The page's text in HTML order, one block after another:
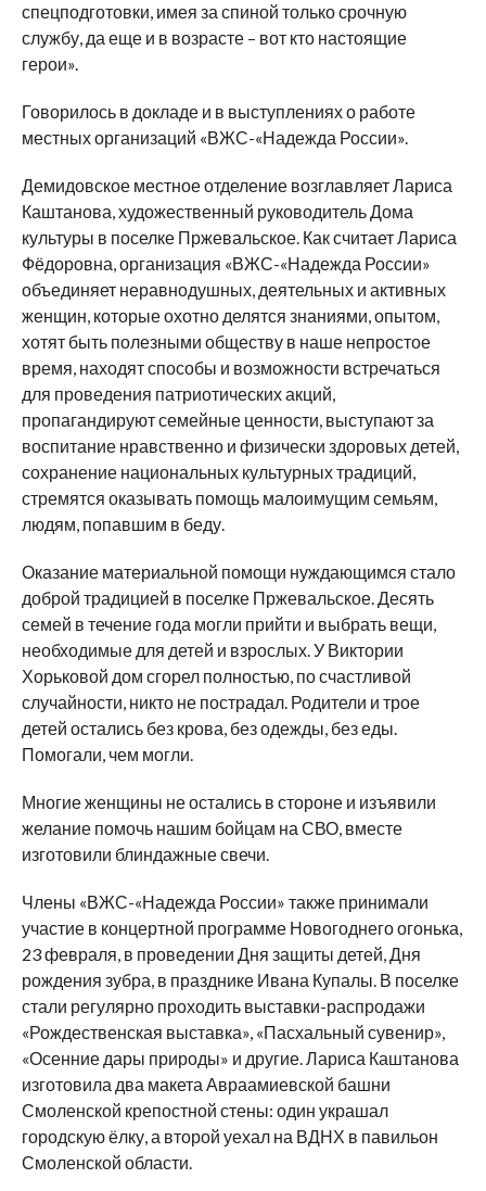
спецподготовки, имея за спиной только срочную
службу, да еще и в возрасте – вот кто настоящие
герои».
Говорилось в докладе и в выступлениях о работе
местных организаций «ВЖС-«Надежда России».
Демидовское местное отделение возглавляет Лариса
Каштанова, художественный руководитель Дома
культуры в поселке Пржевальское. Как считает Лариса
Фёдоровна, организация «ВЖС-«Надежда России»
объединяет неравнодушных, деятельных и активных
женщин, которые охотно делятся знаниями, опытом,
хотят быть полезными обществу в наше непростое
время, находят способы и возможности встречаться
для проведения патриотических акций,
пропагандируют семейные ценности, выступают за
воспитание нравственно и физически здоровых детей,
сохранение национальных культурных традиций,
стремятся оказывать помощь малоимущим семьям,
людям, попавшим в беду.
Оказание материальной помощи нуждающимся стало
доброй традицией в поселке Пржевальское. Десять
семей в течение года могли прийти и выбрать вещи,
необходимые для детей и взрослых. У Виктории
Хорьковой дом сгорел полностью, по счастливой
случайности, никто не пострадал. Родители и трое
детей остались без крова, без одежды, без еды.
Помогали, чем могли.
Многие женщины не остались в стороне и изъявили
желание помочь нашим бойцам на СВО, вместе
изготовили блиндажные свечи.
Члены «ВЖС-«Надежда России» также принимали
участие в концертной программе Новогоднего огонька,
23 февраля, в проведении Дня защиты детей, Дня
рождения зубра, в празднике Ивана Купалы. В поселке
стали регулярно проходить выставки-распродажи
«Рождественская выставка», «Пасхальный сувенир»,
«Осенние дары природы» и другие. Лариса Каштанова
изготовила два макета Авраамиевской башни
Смоленской крепостной стены: один украшал
городскую ёлку, а второй уехал на ВДНХ в павильон
Смоленской области.